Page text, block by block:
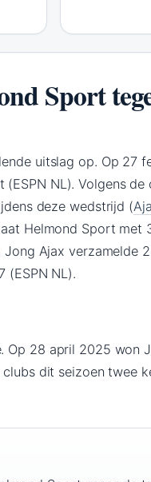
Sport
uitslag op. Op 27
NL). Volgens
deze wedstrijd (
Helmond Sport met
Ajax verzamelde
(ESPN NL).
Op 28 april 2025 won
dit seizoen twee